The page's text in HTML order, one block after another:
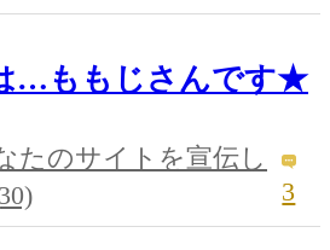
…ももじさんです★
たのサイトを宣伝し
3